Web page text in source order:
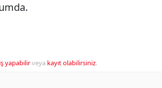
yapabilirveya kayıt olabilirsiniz.